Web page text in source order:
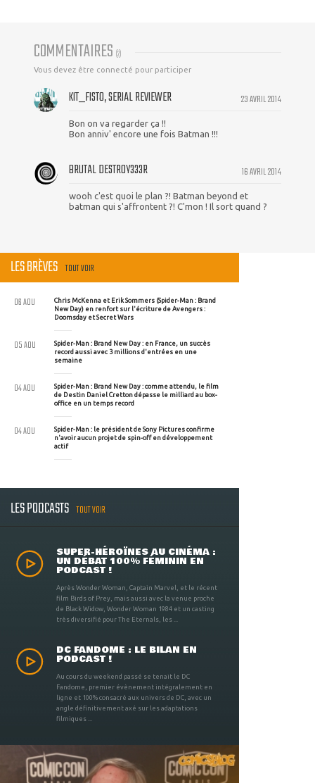
COMMENTAIRES (2)
Vous devez être connecté pour participer
23 AVRIL 2014
KIT_FISTO, SERIAL REVIEWER
Bon on va regarder ça !!
Bon anniv' encore une fois Batman !!!
16 AVRIL 2014
BRUTAL DESTR0Y333R
wooh c'est quoi le plan ?! Batman beyond et
batman qui s'affrontent ?! C'mon ! Il sort quand ?
LES BRÈVES TOUT VOIR
Chris McKenna et Erik Sommers (Spider-Man : Brand
New Day) en renfort sur l'écriture de Avengers :
Doomsday et Secret Wars
06 AOU
Spider-Man : Brand New Day : en France, un succès
record aussi avec 3 millions d'entrées en une
semaine
05 AOU
Spider-Man : Brand New Day : comme attendu, le film
de Destin Daniel Cretton dépasse le milliard au box-
office en un temps record
04 AOU
Spider-Man : le président de Sony Pictures confirme
n'avoir aucun projet de spin-off en développement
actif
04 AOU
LES PODCASTS TOUT VOIR
SUPER-HÉROÏNES AU CINÉMA :
UN DÉBAT 100% FÉMININ EN
PODCAST !
Après Wonder Woman, Captain Marvel, et le récent
film Birds of Prey, mais aussi avec la venue proche
de Black Widow, Wonder Woman 1984 et un casting
très diversifié pour The Eternals, les ...
DC FANDOME : LE BILAN EN
PODCAST !
Au cours du weekend passé se tenait le DC
Fandome, premier évènement intégralement en
ligne et 100% consacré aux univers de DC, avec un
angle définitivement axé sur les adaptations
filmiques ...